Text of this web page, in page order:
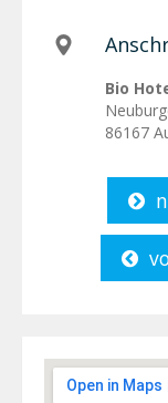
Bio
86167